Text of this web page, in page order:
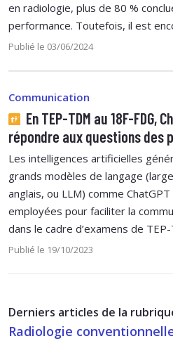
en radiologie, plus de 80 %
performance. Toutefois, il est
Publié le 03/06/2024
Communication
En TEP-TDM au 18F-FDG,
répondre aux questions des
Les intelligences artificielles
grands modèles de langage
anglais, ou LLM) comme
employées pour faciliter la
dans le cadre d’examens de TEP-
Publié le 19/10/2023
Derniers articles de la
Radiologie